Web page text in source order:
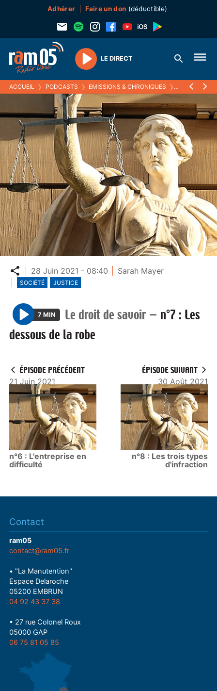
Adhérer Faire un don (déductible)
Play
LE DIRECT
ACCUEIL ❯ PODCASTS ❯ EMISSIONS & CHRONIQUES ❯ LE DROIT DE
Partager
28 Juin 2021 - 08:40 Sarah Mayer
SOCIÉTÉ JUSTICE
P
l
7 MIN Le droit de savoir— n°7 : Les
dessous de la robe
ÉPISODE PRÉCÉDENT
21 Juin 2021
n°6 : L'entreprise en
difficulté
ÉPISODE SUIVANT
30 Août 2021
n°8 : Les trois types
d'infraction
Contact
ram05
contact@ram05.fr
• "La Manutention"
Espace Delaroche
05200 EMBRUN
04 92 43 37 38
• 27 rue Colonel Roux
05000 GAP
06 75 81 05 85